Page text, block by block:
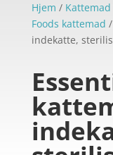
Hjem /
Foods kattemad
indekatte,